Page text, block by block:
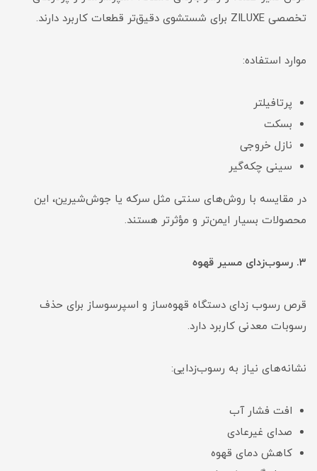
تخصصی ZILUXE برای شستشوی دقیق‌تر قطعات کاربرد دارند.
موارد استفاده:
پرتافیلتر
بسکت
نازل خروجی
سینی چکه‌گیر
در مقایسه با روش‌های سنتی مثل سرکه یا جوش‌شیرین، این
محصولات بسیار ایمن‌تر و مؤثرتر هستند.
۳. رسوب‌زدای مسیر قهوه
قرص رسوب زدای دستگاه قهوه‌ساز و اسپرسوساز برای حذف
رسوبات معدنی کاربرد دارد.
نشانه‌های نیاز به رسوب‌زدایی:
افت فشار آب
صدای غیرعادی
کاهش دمای قهوه